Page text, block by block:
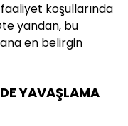
koşullarında
yandan, bu
en belirgin
YAVAŞLAMA